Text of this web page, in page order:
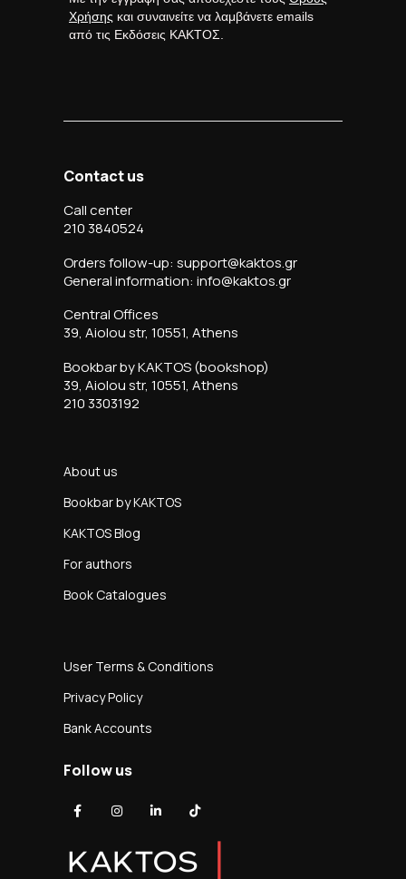
Χρήσης και συναινείτε να λαμβάνετε emails
από τις Εκδόσεις ΚΑΚΤΟΣ.
Contact us
Call center
210 3840524
Orders follow-up: support@kaktos.gr
General information: info@kaktos.gr
Central Offices
39, Aiolou str, 10551, Athens
Bookbar by KAKTOS (bookshop)
39, Aiolou str, 10551, Athens
210 3303192
About us
Bookbar by KAKTOS
KAKTOS Blog
For authors
Book Catalogues
User Terms & Conditions
Privacy Policy
Bank Accounts
Follow us